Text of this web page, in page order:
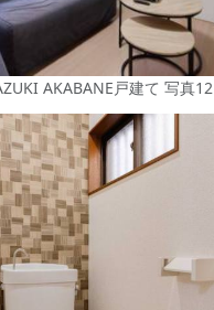
AKABANE戸建て 写真12